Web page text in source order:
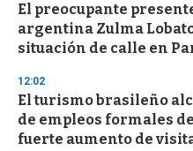
El preocupante
argentina Zulma
situación de calle en
12:02
El turismo brasileño
de empleos formales
fuerte aumento de